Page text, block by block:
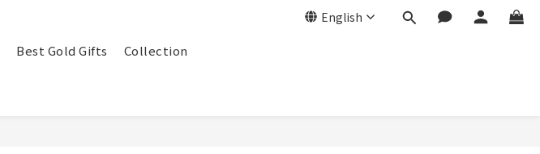
English
Best Gold Gifts
Collection